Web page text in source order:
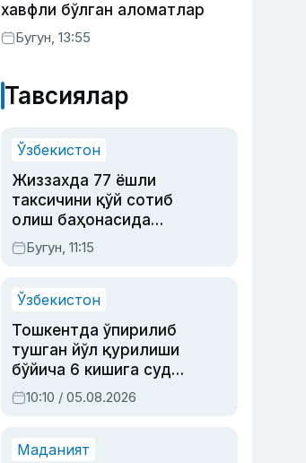
хавфли бўлган аломатлар
Бугун, 13:55
Тавсиялар
Ўзбекистон
Жиззахда 77 ёшли
таксичини қўй сотиб
олиш баҳонасида
яйловга олиб бориб
ўлдирган йигит 20
Бугун, 11:15
Ўзбекистон
Тошкентда ўпирилиб
тушган йўл қурилиши
бўйича 6 кишига суд
ҳукми ўқилди
10:10 / 05.08.2026
Маданият